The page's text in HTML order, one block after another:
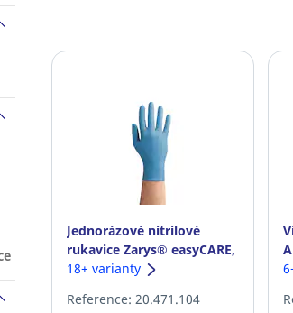
Jednorázové nitrilové
rukavice Zarys® easyCARE,
velikost M, modré, 100ks
18+ varianty
Reference: 20.471.104